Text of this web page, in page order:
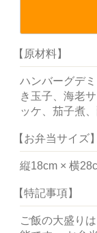
【原材料】
ハンバーグデ
き玉子、海老
ッケ、茄子煮
【お弁当サイズ】
縦18cm × 横
【特記事項】
ご飯の大盛り